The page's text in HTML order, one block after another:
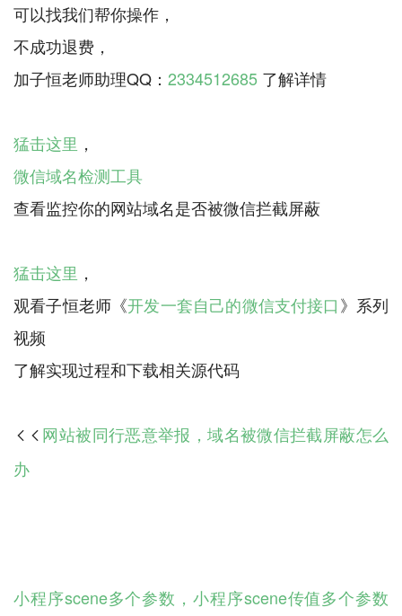
可以找我们帮你操作，
不成功退费，
加子恒老师助理QQ： 2334512685 了解详情
猛击这里
微信域名检测工具
查看监控你的网站域名是否被微信拦截屏蔽
猛击这里 ，
观看子恒老师《开发一套自己的微信支付接口》系列
视频
 网站被同行恶意举报，域名被微信拦截屏蔽怎么
办
小程序scene多个参数，小程序scene传值多个参数